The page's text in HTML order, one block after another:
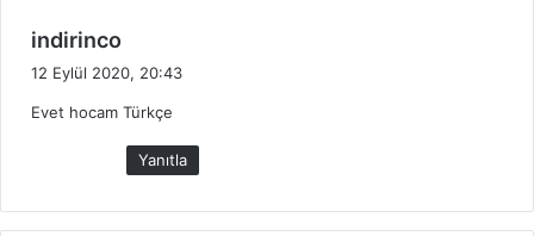
indirinco
k
12 Eylül 2020, 20:43
Evet hocam Türkçe
Yanıtla